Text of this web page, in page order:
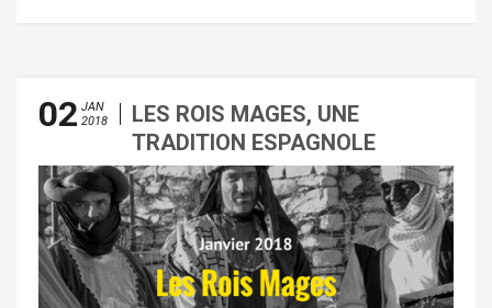
02 JAN
2018
LES ROIS MAGES, UNE
TRADITION ESPAGNOLE